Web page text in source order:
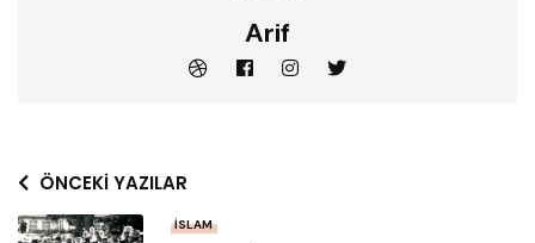
Arif
ÖNCEKI YAZILAR
İSLAM